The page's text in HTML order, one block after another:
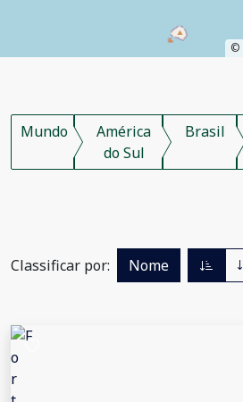
©
Mundo
América
do Sul
Brasil
Classificar por: Nome